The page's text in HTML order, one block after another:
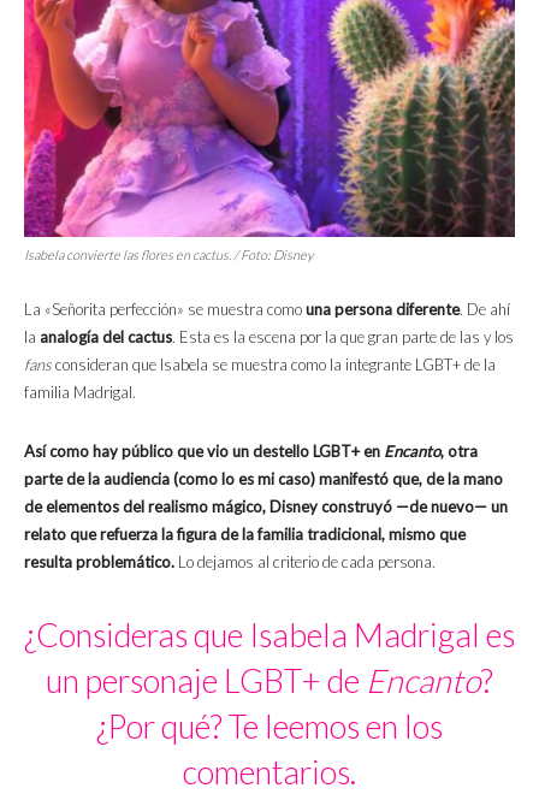
Isabela convierte las flores en cactus. / Foto: Disney
La «Señorita perfección» se muestra comouna persona diferente. De ahí
la analogía del cactus. Esta es la escena por la que gran parte de las y los
fansconsideran que Isabela se muestra como la integrante LGBT+ de la
familia Madrigal.
Así como hay público que vio un destello LGBT+ en Encanto, otra
parte de la audiencia (como lo es mi caso) manifestó que, de la mano
de elementos del realismo mágico, Disney construyó —de nuevo— un
relato que refuerza la figura de la familia tradicional, mismo que
resulta problemático. Lo dejamos al criterio de cada persona.
¿Consideras que Isabela Madrigal es
un personaje LGBT+ de Encanto?
¿Por qué? Te leemos en los
comentarios.